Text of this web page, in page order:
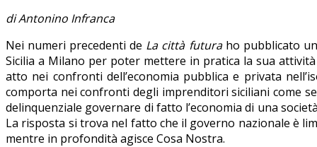
di Antonino Infranca
Nei numeri precedenti de La città futuraho pubblicato
Sicilia a Milano per poter mettere in pratica la sua
atto nei confronti dell’economia pubblica e privata
comporta nei confronti degli imprenditori siciliani come
delinquenziale governare di fatto l’economia di una
La risposta si trova nel fatto che il governo nazionale è
mentre in profondità agisce Cosa Nostra.